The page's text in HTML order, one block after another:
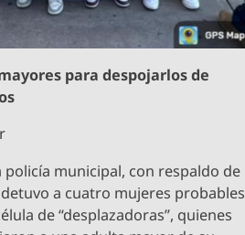
para despojarlos de
policía municipal, con respaldo de
a cuatro mujeres probables
de “desplazadoras”, quienes